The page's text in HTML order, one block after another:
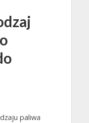
paliwa